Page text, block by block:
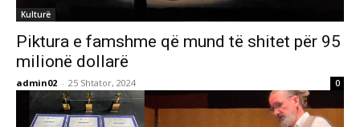
Kulturë
Piktura e famshme që mund të shitet për 95
milionë dollarë
admin02 - 25 Shtator, 2024 0